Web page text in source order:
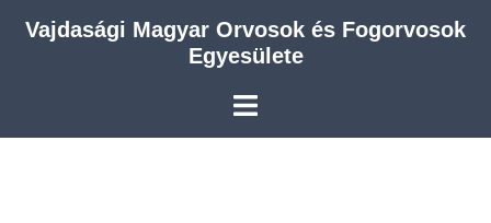
Vajdasági Magyar Orvosok és Fogorvosok
Egyesülete